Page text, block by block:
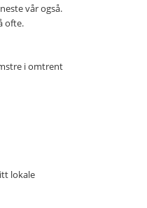
vår også.
ofte.
i omtrent
lokale